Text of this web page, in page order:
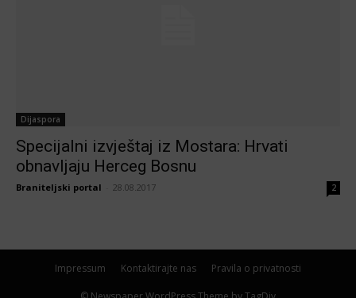
Dijaspora
Specijalni izvještaj iz Mostara: Hrvati
obnavljaju Herceg Bosnu
Braniteljski portal 28.08.2017 2
Impressum Kontaktirajte nas Pravila o privatnosti